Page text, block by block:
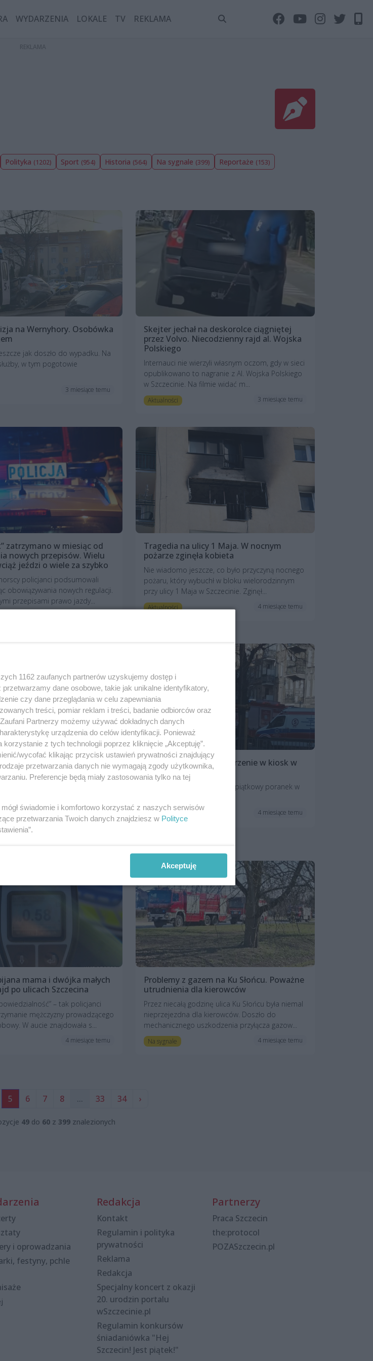
WYDARZENIA LOKALE TV REKLAMA
Polityka (1202) Sport (954) Historia (564) Na sygnale (399) Reportaże (153)
na Wernyhory. Osobówka
jak doszło do wypadku. Na
w tym pogotowie
3 miesiące temu
Skejter jechał na deskorolce ciągniętej
przez Volvo. Niecodzienny rajd al. Wojska
Polskiego
Internauci nie wierzyli własnym oczom, gdy w sieci
opublikowano to nagranie z Al. Wojska Polskiego
w Szczecinie. Na filmie widać m...
Aktualności 3 miesiące temu
zatrzymano w miesiąc od
nowych przepisów. Wielu
jeździ o wiele za szybko
policjanci podsumowali
obowiązywania nowych regulacji.
przepisami prawo jazdy...
Tragedia na ulicy 1 Maja. W nocnym
pożarze zginęła kobieta
Nie wiadomo jeszcze, co było przyczyną nocnego
pożaru, który wybuchł w bloku wielorodzinnym
przy ulicy 1 Maja w Szczecinie. Zginęł...
Aktualności 4 miesiące temu
w mieszkaniu przy
„Straż pożarna nie
w bloku przy ulicy Szafera
pojawił się na...
Potrącenie pieszej i uderzenie w kiosk w
Alei Piastów
Niebezpieczne zdarzenie w piątkowy poranek w
Na sygnale 4 miesiące temu
mama i dwójka małych
po ulicach Szczecina
– tak policjanci
mężczyzny prowadzącego
W aucie znajdowała s...
4 miesiące temu
Problemy z gazem na Ku Słońcu. Poważne
utrudnienia dla kierowców
Przez niecałą godzinę ulica Ku Słońcu była niemal
nieprzejezdna dla kierowców. Doszło do
mechanicznego uszkodzenia przyłącza gazow...
Na sygnale 4 miesiące temu
5 6 7 8 ... 33 34 ›
49 do 60 z 399 znalezionych
i oprowadzania
festyny, pchle
Redakcja
Kontakt
Regulamin i polityka
prywatności
Reklama
Redakcja
Specjalny koncert z okazji
20. urodzin portalu
wSzczecinie.pl
Regulamin konkursów
śniadaniówka "Hej
Szczecin! Jest piątek!"
Partnerzy
Praca Szczecin
the:protocol
POZASzczecin.pl
1162 zaufanych partnerów uzyskujemy dostęp i
dane osobowe, takie jak unikalne identyfikatory,
czy dane przeglądania w celu zapewniania
treści, pomiar reklam i treści, badanie odbiorców oraz
Partnerzy możemy używać dokładnych danych
urządzenia do celów identyfikacji. Ponieważ
z tych technologii poprzez kliknięcie „Akceptuję”.
wycofać klikając przycisk ustawień prywatności znajdujący
przetwarzania danych nie wymagają zgody użytkownika,
Preferencje będą miały zastosowania tylko na tej
świadomie i komfortowo korzystać z naszych serwisów
przetwarzania Twoich danych znajdziesz w Polityce
Akceptuję